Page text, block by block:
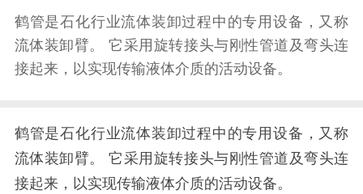
鹤管是石化行业流体装卸过程中的专用设备，又称
流体装卸臂。 它采用旋转接头与刚性管道及弯头连
接起来，以实现传输液体介质的活动设备。
鹤管是石化行业流体装卸过程中的专用设备，又称
流体装卸臂。 它采用旋转接头与刚性管道及弯头连
接起来，以实现传输液体介质的活动设备。